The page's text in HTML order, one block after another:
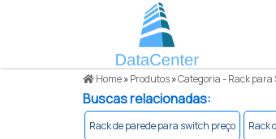
Home»Produtos»Categoria - Rack para
Buscas relacionadas:
Rack de parede para switch preço Rack